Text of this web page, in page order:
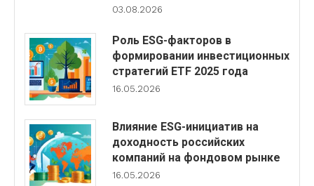
03.08.2026
Роль ESG-факторов в
формировании инвестиционных
стратегий ETF 2025 года
16.05.2026
Влияние ESG-инициатив на
доходность российских
компаний на фондовом рынке
16.05.2026